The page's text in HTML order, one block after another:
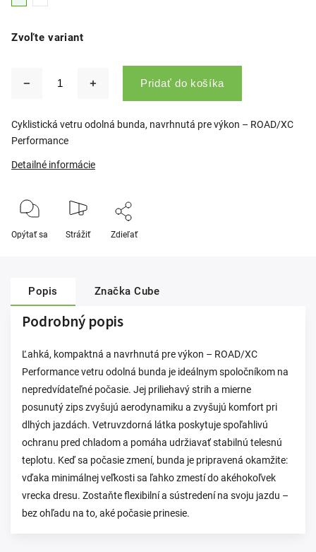
Zvoľte variant
Pridať do košíka
Cyklistická vetru odolná bunda, navrhnutá pre výkon – ROAD/XC
Performance
Detailné informácie
Opýtať sa Strážiť Zdieľať
Popis Značka Cube
Podrobný popis
Ľahká, kompaktná a navrhnutá pre výkon – ROAD/XC
Performance vetru odolná bunda je ideálnym spoločníkom na
nepredvídateľné počasie. Jej priliehavý strih a mierne
posunutý zips zvyšujú aerodynamiku a zvyšujú komfort pri
dlhých jazdách. Vetruvzdorná látka poskytuje spoľahlivú
ochranu pred chladom a pomáha udržiavať stabilnú telesnú
teplotu. Keď sa počasie zmení, bunda je pripravená okamžite:
vďaka minimálnej veľkosti sa ľahko zmestí do akéhokoľvek
vrecka dresu. Zostaňte flexibilní a sústredení na svoju jazdu –
bez ohľadu na to, aké počasie prinesie.